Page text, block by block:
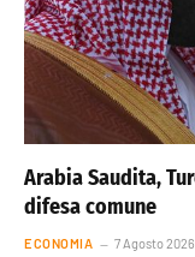
Arabia Saudita,
difesa comune
ECONOMIA 7 Agosto 2026